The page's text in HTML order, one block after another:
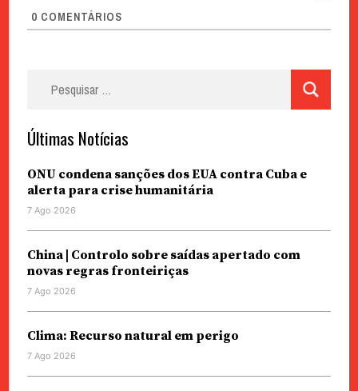
0 COMENTÁRIOS
Últimas Notícias
ONU condena sanções dos EUA contra Cuba e
alerta para crise humanitária
7 Ago 2026
China | Controlo sobre saídas apertado com
novas regras fronteiriças
7 Ago 2026
Clima: Recurso natural em perigo
7 Ago 2026